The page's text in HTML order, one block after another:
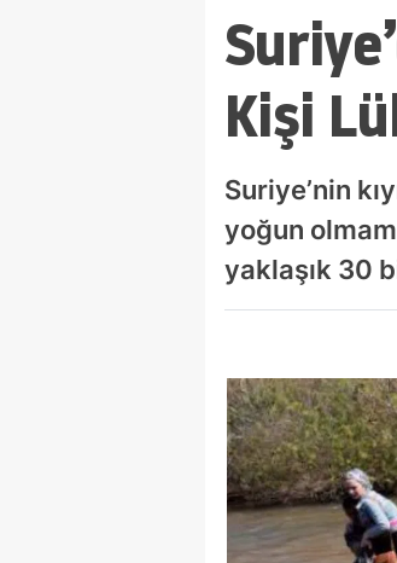
Kişi
Suriye’nin
yoğun
yaklaşık 30